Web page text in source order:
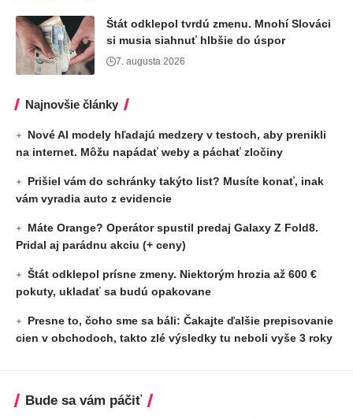
Štát odklepol tvrdú zmenu. Mnohí Slováci
si musia siahnuť hlbšie do úspor
7. augusta 2026
Najnovšie články
Nové AI modely hľadajú medzery v testoch, aby prenikli
na internet. Môžu napádať weby a páchať zločiny
Prišiel vám do schránky takýto list? Musíte konať, inak
vám vyradia auto z evidencie
Máte Orange? Operátor spustil predaj Galaxy Z Fold8.
Pridal aj parádnu akciu (+ ceny)
Štát odklepol prísne zmeny. Niektorým hrozia až 600 €
pokuty, ukladať sa budú opakovane
Presne to, čoho sme sa báli: Čakajte ďalšie prepisovanie
cien v obchodoch, takto zlé výsledky tu neboli vyše 3 roky
Bude sa vám páčiť